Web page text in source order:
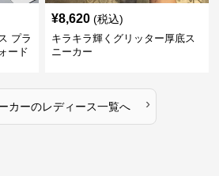
プラ
ード
¥8,620 (税込)
キラキラ輝くグリッター厚底ス
ニーカー
カーのレディース一覧へ ›